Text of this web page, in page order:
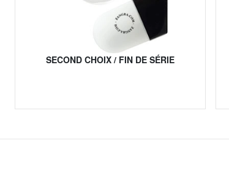
SECOND CHOIX / FIN DE SÉRIE